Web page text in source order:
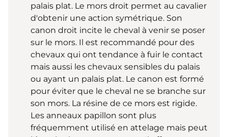
palais plat. Le mors droit permet au cavalier
d'obtenir une action symétrique. Son
canon droit incite le cheval à venir se poser
sur le mors. Il est recommandé pour des
chevaux qui ont tendance à fuir le contact
mais aussi les chevaux sensibles du palais
ou ayant un palais plat. Le canon est formé
pour éviter que le cheval ne se branche sur
son mors. La résine de ce mors est rigide.
Les anneaux papillon sont plus
fréquemment utilisé en attelage mais peut